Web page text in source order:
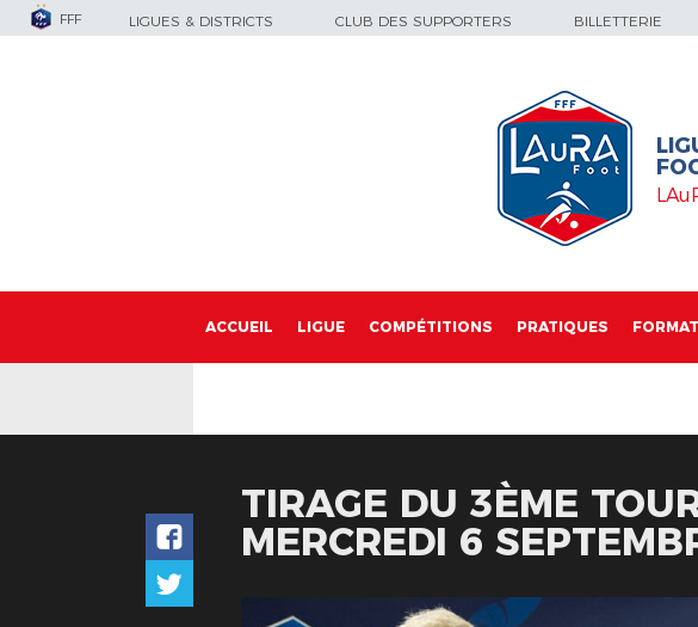
FFF LIGUES & DISTRICTS CLUB DES SUPPORTERS BILLETTERIE
ACCUEIL LIGUE COMPÉTITIONS PRATIQUES
TIRAGE DU 3ÈME
MERCREDI 6